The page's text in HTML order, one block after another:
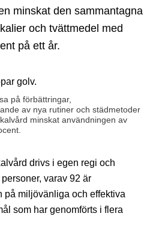
minskat den sammantagna
och tvättmedel med
på ett år.
på förbättringar,
av nya rutiner och städmetoder
minskat användningen av
drivs i egen regi och
varav 92 är
på miljövänliga och effektiva
som har genomförts i flera